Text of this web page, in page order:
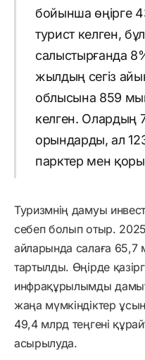
бойынша өңірге
турист келген,
салыстырғанда
жылдың сегіз
облысына 859
келген. Олардың
орындарды, ал
парктер мен
Туризмнің дамуы
себеп болып отыр.
айларында салаға 65,7
тартылды. Өңірде
инфрақұрылымды
жаңа мүмкіндіктер
49,4 млрд теңгені
асырылуда.